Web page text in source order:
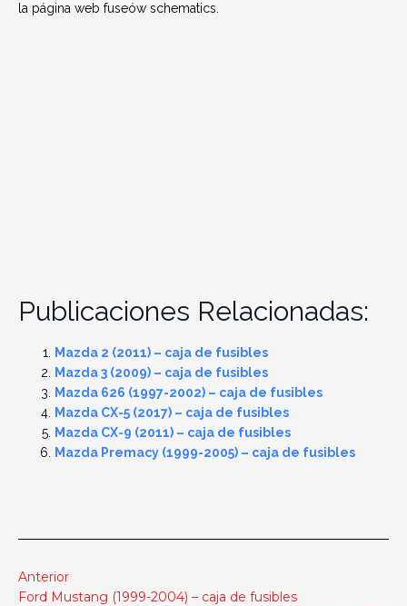
la página web fuseów schematics.
Publicaciones Relacionadas:
Mazda 2 (2011) – caja de fusibles
Mazda 3 (2009) – caja de fusibles
Mazda 626 (1997-2002) – caja de fusibles
Mazda CX-5 (2017) – caja de fusibles
Mazda CX-9 (2011) – caja de fusibles
Mazda Premacy (1999-2005) – caja de fusibles
Anterior
Ford Mustang (1999-2004) – caja de fusibles